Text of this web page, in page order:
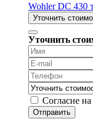
Wohler DC 430
Уточнить
Уточнить
Согласие
Отправить